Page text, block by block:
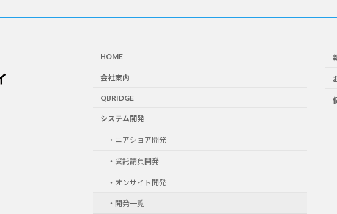
HOME
会社案内
QBRIDGE
システム開発
・ニアショア開発
・受託請負開発
・オンサイト開発
・開発一覧